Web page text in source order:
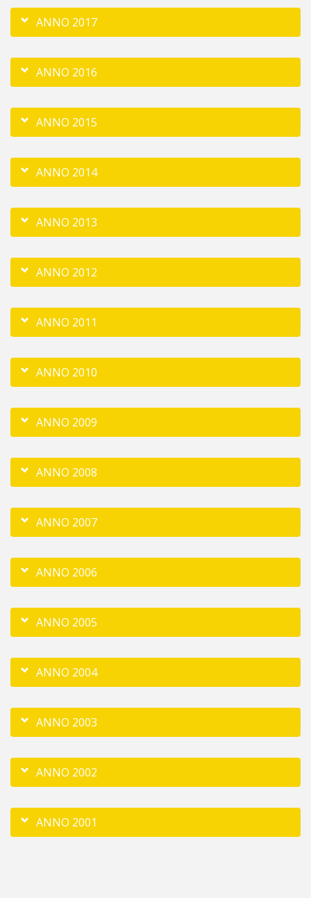
ANNO 2017
ANNO 2016
ANNO 2015
ANNO 2014
ANNO 2013
ANNO 2012
ANNO 2011
ANNO 2010
ANNO 2009
ANNO 2008
ANNO 2007
ANNO 2006
ANNO 2005
ANNO 2004
ANNO 2003
ANNO 2002
ANNO 2001